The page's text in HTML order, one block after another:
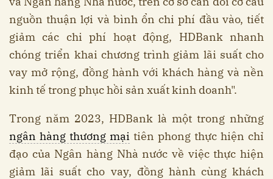
nguồn thuận lợi và bình ổn chi phí đầu vào, tiết
giảm các chi phí hoạt động, HDBank nhanh
chóng triển khai chương trình giảm lãi suất cho
vay mở rộng, đồng hành với khách hàng và nền
kinh tế trong phục hồi sản xuất kinh doanh".
Trong năm 2023, HDBank là một trong những
ngân hàng thương mại tiên phong thực hiện chỉ
đạo của Ngân hàng Nhà nước về việc thực hiện
giảm lãi suất cho vay, đồng hành cùng khách